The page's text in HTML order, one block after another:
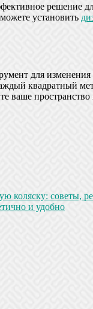
решение
установить
для изменения
квадратный
ваше
коляску: советы,
и удобно